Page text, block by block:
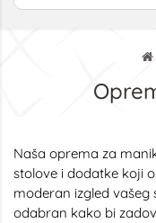
Naša oprema za
stolove i dodatke koji
moderan izgled vašeg
odabran kako bi